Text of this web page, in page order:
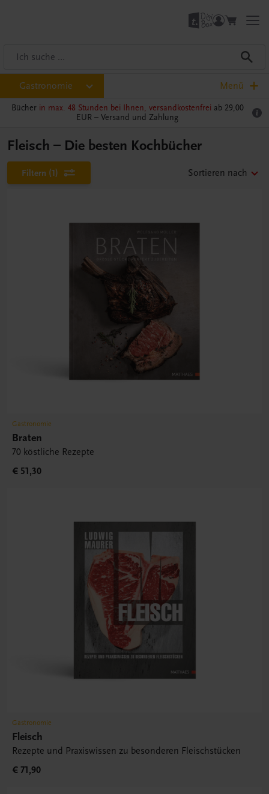
Gastronomie Menü
Bücher in max. 48 Stunden bei Ihnen, versandkostenfrei ab 29,00
EUR – Versand und Zahlung
Fleisch – Die besten Kochbücher
Filtern (1) Sortieren nach
Gastronomie
Braten
70 köstliche Rezepte
€ 51,30
Gastronomie
Fleisch
Rezepte und Praxiswissen zu besonderen Fleischstücken
€ 71,90